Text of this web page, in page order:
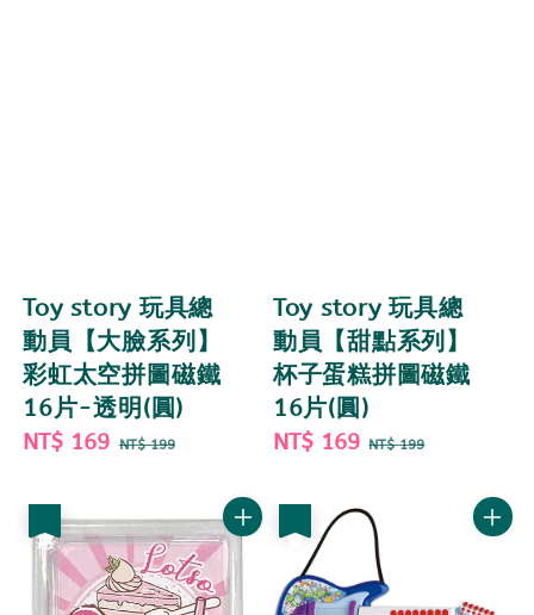
Toy story 玩具總
動員【大臉系列】
彩虹太空拼圖磁鐵
16片-透明(圓)
Sale
NT$ 169 Regular
NT$ 199
Toy story 玩具總
動員【甜點系列】
杯子蛋糕拼圖磁鐵
16片(圓)
Sale
NT$ 169 Regular
NT$ 199